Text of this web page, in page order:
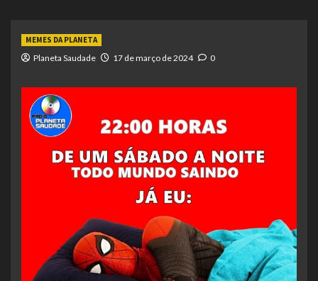
MEMES DA PLANETA
Planeta Saudade 17 de março de 2024 0